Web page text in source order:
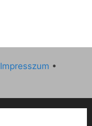
Impresszum •